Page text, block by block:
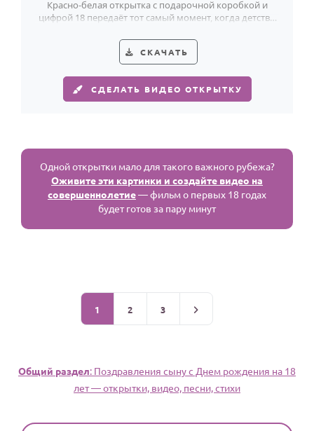
Красно-белая открытка с подарочной коробкой и
цифрой 18 передаёт тот самый момент, когда детство
СКАЧАТЬ
СДЕЛАТЬ ВИДЕО ОТКРЫТКУ
Одной открытки мало для такого важного рубежа?
Оживите эти картинки и создайте видео на
совершеннолетие— фильм о первых 18 годах
будет готов за пару минут
1 2 3
Общий раздел: Поздравления сыну c Днем рождения на 18
лет — открытки, видео, песни, стихи